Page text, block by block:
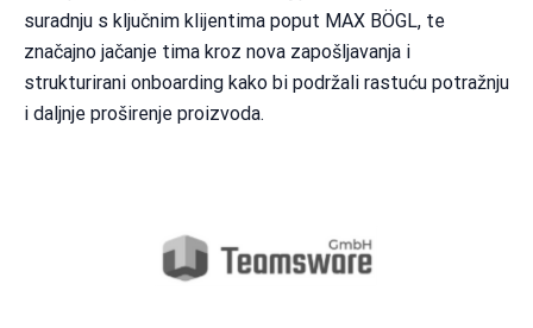
suradnju s ključnim klijentima poput MAX BÖGL, te
značajno jačanje tima kroz nova zapošljavanja i
strukturirani onboarding kako bi podržali rastuću potražnju
i daljnje proširenje proizvoda.